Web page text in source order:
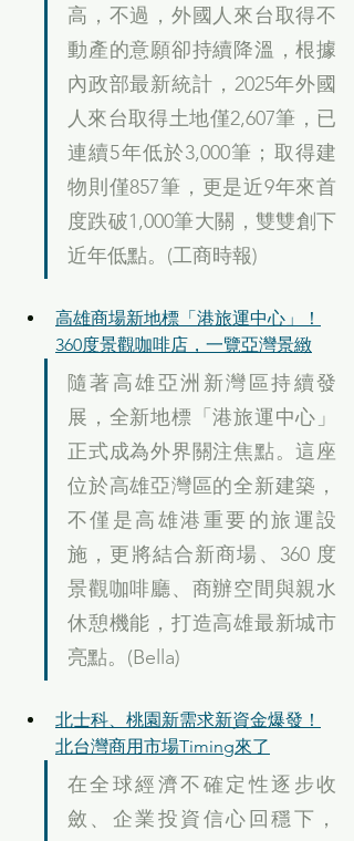
高，不過，外國人來台取得不
動產的意願卻持續降溫，根據
內政部最新統計，2025年外國
人來台取得土地僅2,607筆，已
連續5年低於3,000筆；取得建
物則僅857筆，更是近9年來首
度跌破1,000筆大關，雙雙創下
近年低點。(工商時報)
高雄商場新地標「港旅運中心」！
360度景觀咖啡店，一覽亞灣景緻
隨著高雄亞洲新灣區持續發
展，全新地標「港旅運中心」
正式成為外界關注焦點。這座
位於高雄亞灣區的全新建築，
不僅是高雄港重要的旅運設
施，更將結合新商場、360 度
景觀咖啡廳、商辦空間與親水
休憩機能，打造高雄最新城市
亮點。(Bella)
北士科、桃園新需求新資金爆發！
北台灣商用市場Timing來了
在全球經濟不確定性逐步收
斂、企業投資信心回穩下，